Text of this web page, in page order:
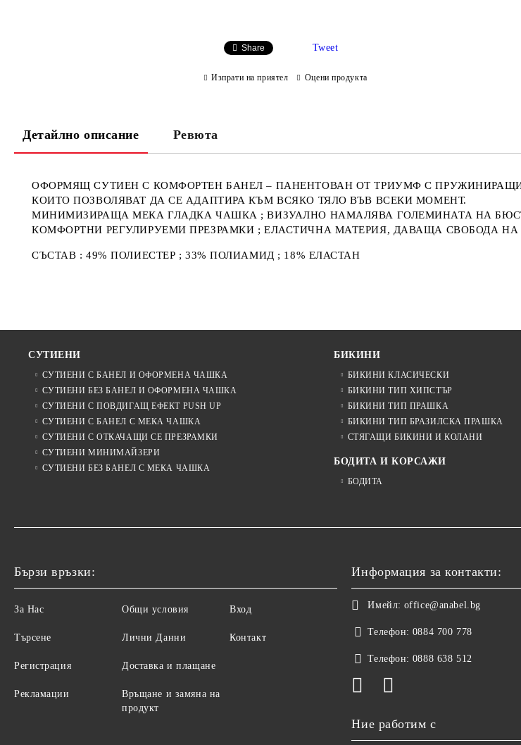
Share Tweet
Изпрати на приятел Оцени продукта
Детайлно описание Ревюта
ОФОРМЯЩ СУТИЕН С КОМФОРТЕН БАНЕЛ – ПАНЕНТОВАН ОТ ТРИУМФ С
КОИТО ПОЗВОЛЯВАТ ДА СЕ АДАПТИРА КЪМ ВСЯКО ТЯЛО ВЪВ ВСЕКИ МОМЕНТ.
МИНИМИЗИРАЩА МЕКА ГЛАДКА ЧАШКА ; ВИЗУАЛНО НАМАЛЯВА ГОЛЕМИНАТА НА
КОМФОРТНИ РЕГУЛИРУЕМИ ПРЕЗРАМКИ ; ЕЛАСТИЧНА МАТЕРИЯ, ДАВАЩА СВОБОДА
СЪСТАВ : 49% ПОЛИЕСТЕР ; 33% ПОЛИАМИД ; 18% ЕЛАСТАН
СУТИЕНИ
СУТИЕНИ С БАНЕЛ И ОФОРМЕНА ЧАШКА
СУТИЕНИ БЕЗ БАНЕЛ И ОФОРМЕНА ЧАШКА
СУТИЕНИ С ПОВДИГАЩ ЕФЕКТ PUSH UP
СУТИЕНИ С БАНЕЛ С МЕКА ЧАШКА
СУТИЕНИ С ОТКАЧАЩИ СЕ ПРЕЗРАМКИ
СУТИЕНИ МИНИМАЙЗЕРИ
СУТИЕНИ БЕЗ БАНЕЛ С МЕКА ЧАШКА
БИКИНИ
БИКИНИ КЛАСИЧЕСКИ
БИКИНИ ТИП ХИПСТЪР
БИКИНИ ТИП ПРАШКА
БИКИНИ ТИП БРАЗИЛСКА ПРАШКА
СТЯГАЩИ БИКИНИ И КОЛАНИ
БОДИТА И КОРСАЖИ
БОДИТА
Бързи връзки:
За Нас
Търсене
Регистрация
Рекламации
Общи условия
Лични Данни
Доставка и плащане
Връщане и замяна на
продукт
Вход
Контакт
Информация за контакти:
Имейл: office@anabel.bg
Телефон: 0884 700 778
Телефон: 0888 638 512
Ние работим с